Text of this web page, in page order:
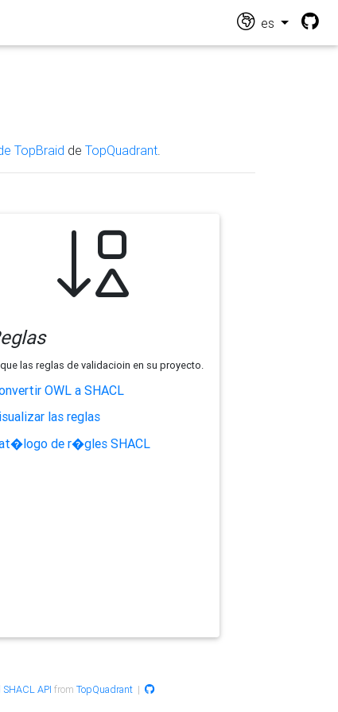
es
TopBraid de TopQuadrant
las reglas de validacioin en su proyecto.
OWL a SHACL
las reglas
de r�gles SHACL
API from TopQuadrant|